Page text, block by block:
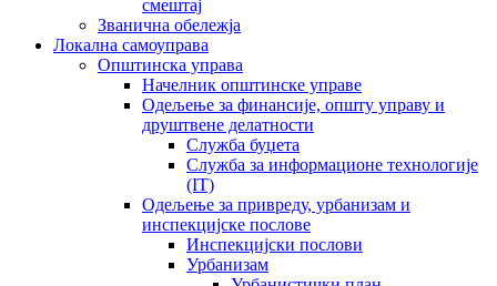
смештај
Званична обележја
Локална самоуправа
Општинска управа
Начелник општинске управе
Одељење за финансије, општу управу и
друштвене делатности
Служба буџета
Служба за информационе технологије
(IT)
Одељење за привреду, урбанизам и
инспекцијске послове
Инспекцијски послови
Урбанизам